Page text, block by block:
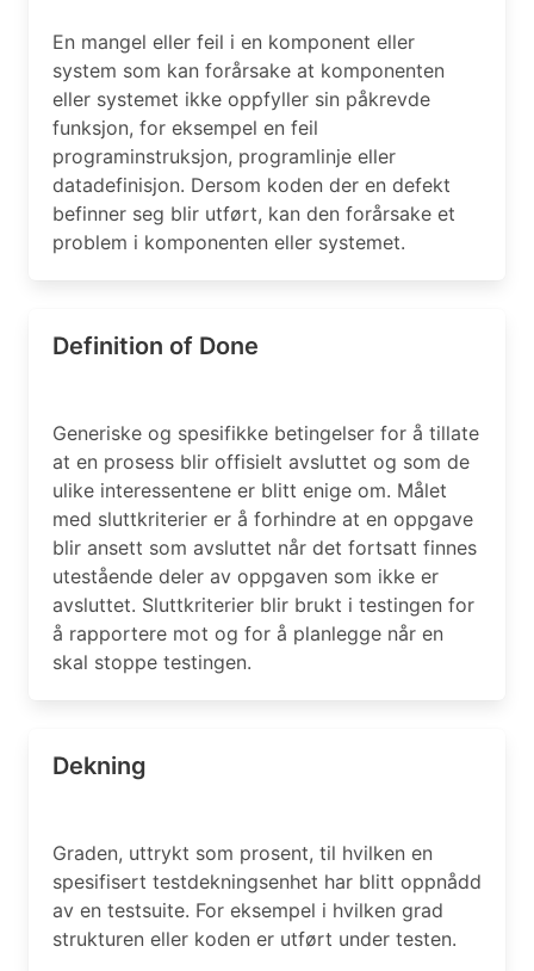
En mangel eller feil i en komponent eller
system som kan forårsake at komponenten
eller systemet ikke oppfyller sin påkrevde
funksjon, for eksempel en feil
programinstruksjon, programlinje eller
datadefinisjon. Dersom koden der en defekt
befinner seg blir utført, kan den forårsake et
problem i komponenten eller systemet.
Definition of Done
Generiske og spesifikke betingelser for å tillate
at en prosess blir offisielt avsluttet og som de
ulike interessentene er blitt enige om. Målet
med sluttkriterier er å forhindre at en oppgave
blir ansett som avsluttet når det fortsatt finnes
utestående deler av oppgaven som ikke er
avsluttet. Sluttkriterier blir brukt i testingen for
å rapportere mot og for å planlegge når en
skal stoppe testingen.
Dekning
Graden, uttrykt som prosent, til hvilken en
spesifisert testdekningsenhet har blitt oppnådd
av en testsuite. For eksempel i hvilken grad
strukturen eller koden er utført under testen.